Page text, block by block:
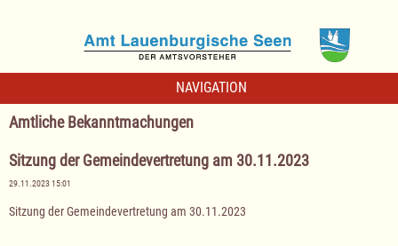
NAVIGATION
Amtliche Bekanntmachungen
Sitzung der Gemeindevertretung am 30.11.2023
29.11.2023 15:01
Sitzung der Gemeindevertretung am 30.11.2023